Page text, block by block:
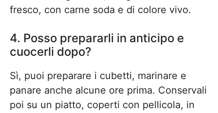
fresco, con carne soda e di colore vivo.
4. Posso prepararli in anticipo e
cuocerli dopo?
Sì, puoi preparare i cubetti, marinare e
panare anche alcune ore prima. Conservali
poi su un piatto, coperti con pellicola, in